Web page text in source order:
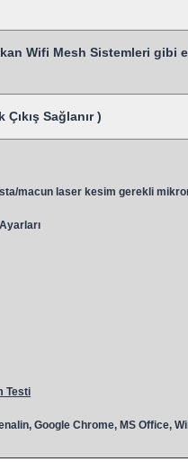
Wifi Mesh Sistemleri gibi
Sağlanır )
macun laser kesim gerekli
Testi
Google Chrome, MS Office,